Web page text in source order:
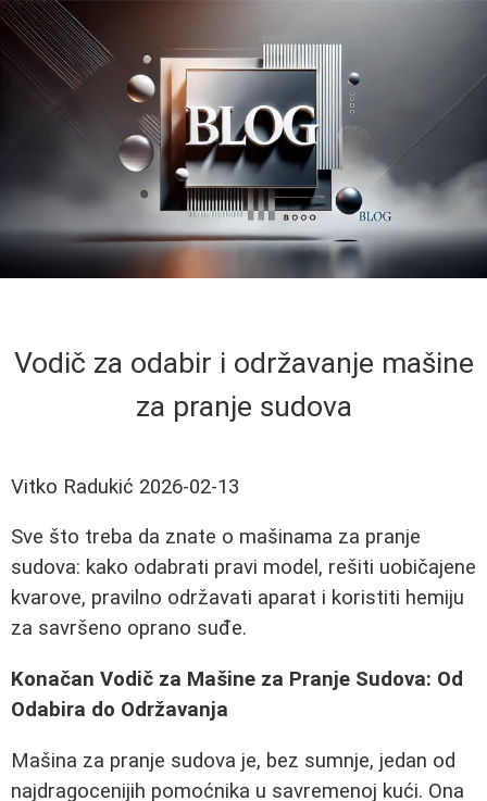
Vodič za odabir i održavanje mašine
za pranje sudova
Vitko Radukić 2026-02-13
Sve što treba da znate o mašinama za pranje
sudova: kako odabrati pravi model, rešiti uobičajene
kvarove, pravilno održavati aparat i koristiti hemiju
za savršeno oprano suđe.
Konačan Vodič za Mašine za Pranje Sudova: Od
Odabira do Održavanja
Mašina za pranje sudova je, bez sumnje, jedan od
najdragocenijih pomoćnika u savremenoj kući. Ona